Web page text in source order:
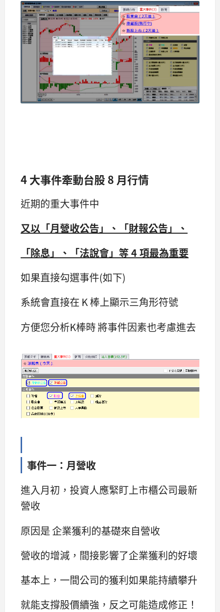
4 大事件牽動台股 8 月行情
近期的重大事件中
又以「月營收公告」、「財報公告」、
「除息」、「法說會」等 4 項最為重要
如果直接勾選事件(如下)
系統會直接在 K 棒上顯示三角形符號
方便您分析K棒時 將事件因素也考慮進去
事件一：月營收
進入月初，投資人應緊盯上市櫃公司最新
營收
原因是 企業獲利的基礎來自營收
營收的增減，間接影響了企業獲利的好壞
基本上，一間公司的獲利如果能持續攀升
就能支撐股價續強，反之可能造成修正！